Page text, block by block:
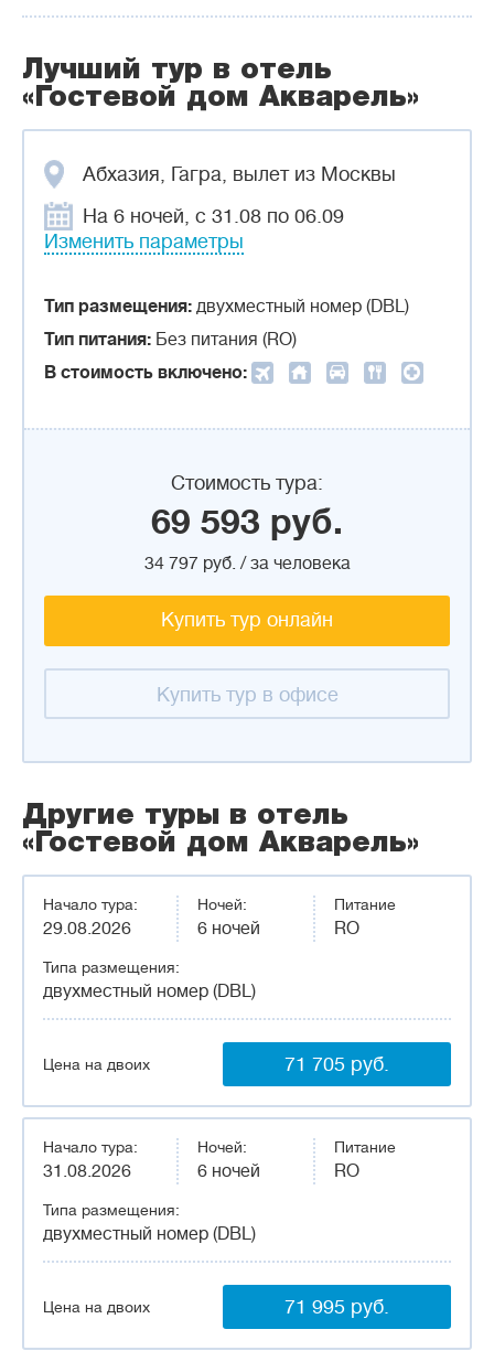
Лучший тур в отель
«Гостевой дом Акварель»
Абхазия, Гагра, вылет из Москвы
На 6 ночей, с 31.08 по 06.09
Изменить параметры
Тип размещения: двухместный номер (DBL)
Тип питания: Без питания (RO)
В стоимость включено:
Стоимость тура:
69 593 руб.
34 797 руб. / за человека
Купить тур онлайн
Купить тур в офисе
Другие туры в отель
«Гостевой дом Акварель»
Начало тура:
29.08.2026
Типа размещения:
двухместный номер (DBL)
Ночей:
6 ночей
Питание
RO
Цена на двоих 71 705 руб.
Начало тура:
31.08.2026
Типа размещения:
двухместный номер (DBL)
Ночей:
6 ночей
Питание
RO
Цена на двоих 71 995 руб.